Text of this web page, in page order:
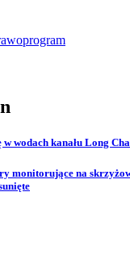
program
wodach kanału Long
monitorujące na